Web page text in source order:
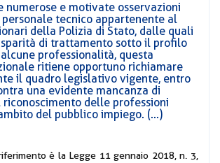
numerose e motivate osservazioni
tecnico appartenente al
della Polizia di Stato, dalle quali
di trattamento sotto il profilo
professionalità, questa
ritiene opportuno richiamare
il quadro legislativo vigente, entro
una evidente mancanza di
delle professioni
del pubblico impiego. (...)
è la Legge 11 gennaio 2018, n. 3,